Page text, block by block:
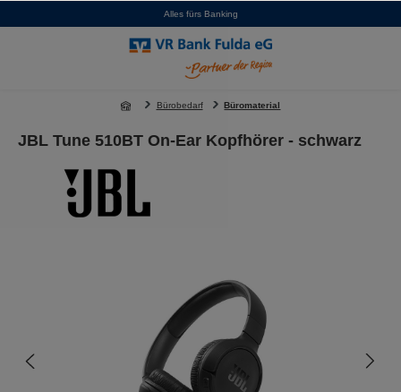
Alles fürs Banking
Bürobedarf Büromaterial
JBL Tune 510BT On-Ear Kopfhörer - schwarz